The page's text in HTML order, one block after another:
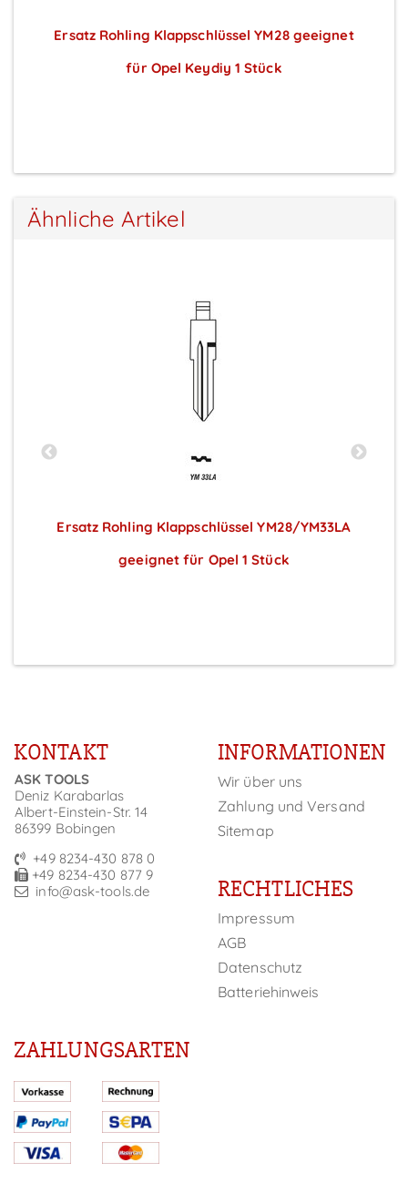
Ersatz Rohling Klappschlüssel YM28 geeignet
für Opel Keydiy 1 Stück
Ähnliche Artikel
Ersatz Rohling Klappschlüssel YM28/YM33LA
geeignet für Opel 1 Stück
KONTAKT
ASK TOOLS
Deniz Karabarlas
Albert-Einstein-Str. 14
86399 Bobingen
+49 8234-430 878 0
+49 8234-430 877 9
info@ask-tools.de
INFORMATIONEN
Wir über uns
Zahlung und Versand
Sitemap
RECHTLICHES
Impressum
AGB
Datenschutz
Batteriehinweis
ZAHLUNGSARTEN